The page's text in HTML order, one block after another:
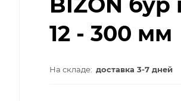
12 - 300 мм
На складе: доставка 3-7 дней